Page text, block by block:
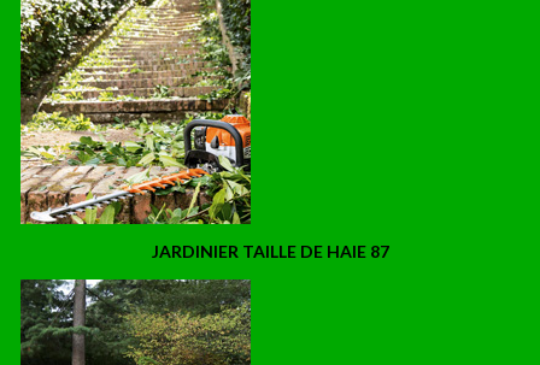
JARDINIER TAILLE DE HAIE 87